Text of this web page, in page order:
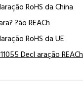
RoHS da China
?ão REACh
RoHS da UE
Decl aração REACh